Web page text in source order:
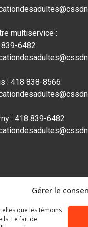
Gérer le
que les témoins
Le fait de
multiservice :
6482
: 418 838-8566
: 418 839-6482